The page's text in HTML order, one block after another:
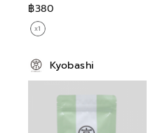
฿380
Kyobashi